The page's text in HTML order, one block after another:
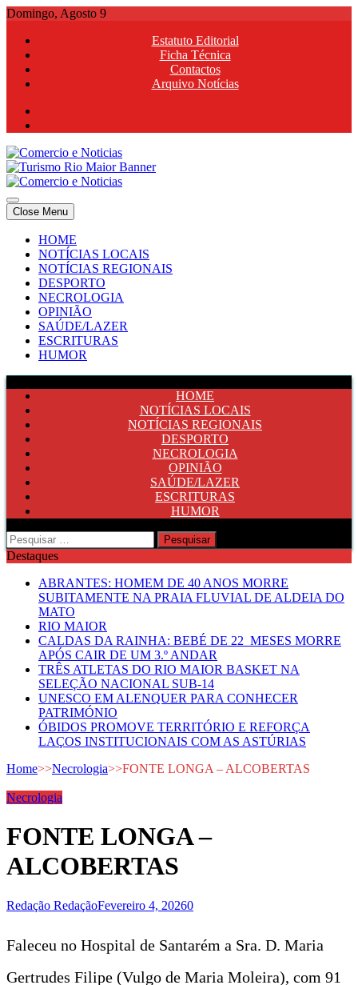
Skip
content
Domingo, Agosto 9
Estatuto Editorial
Ficha Técnica
Contactos
Arquivo Notícias
Comercio e Noticias
Notícias e Publicidade Online
Comercio e Noticias
Notícias e Publicidade Online
Close Menu
HOME
NOTÍCIAS LOCAIS
NOTÍCIAS REGIONAIS
DESPORTO
NECROLOGIA
OPINIÃO
SAÚDE/LAZER
ESCRITURAS
HUMOR
HOME
NOTÍCIAS LOCAIS
NOTÍCIAS REGIONAIS
DESPORTO
NECROLOGIA
OPINIÃO
SAÚDE/LAZER
ESCRITURAS
HUMOR
Pesquisar
por:
Destaques
ABRANTES: HOMEM DE 40 ANOS MORRE
SUBITAMENTE NA PRAIA FLUVIAL DE ALDEIA DO
MATO
RIO MAIOR
CALDAS DA RAINHA: BEBÉ DE 22 MESES MORRE
APÓS CAIR DE UM 3.º ANDAR
TRÊS ATLETAS DO RIO MAIOR BASKET NA
SELEÇÃO NACIONAL SUB-14
UNESCO EM ALENQUER PARA CONHECER
PATRIMÓNIO
ÓBIDOS PROMOVE TERRITÓRIO E REFORÇA
LAÇOS INSTITUCIONAIS COM AS ASTÚRIAS
Home>>Necrologia>>FONTE LONGA – ALCOBERTAS
Necrologia
FONTE LONGA –
ALCOBERTAS
Redação RedaçãoFevereiro 4, 20260
Faleceu no Hospital de Santarém a Sra. D. Maria
Gertrudes Filipe (Vulgo de Maria Moleira), com 91